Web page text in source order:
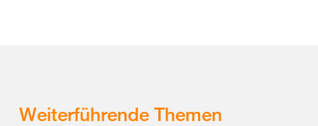
Weiterführende Themen